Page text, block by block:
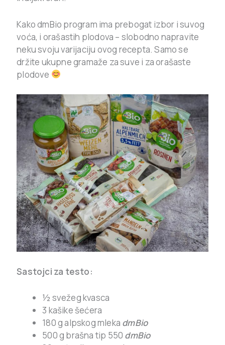
Kako dmBio program ima prebogat izbor i suvog
voća, i orašastih plodova – slobodno napravite
neku svoju varijaciju ovog recepta. Samo se
držite ukupne gramaže za suve i za orašaste
plodove
Sastojci za testo:
½ svežeg kvasca
3 kašike šećera
180 g alpskog mleka dmBio
500 g brašna tip 550 dmBio